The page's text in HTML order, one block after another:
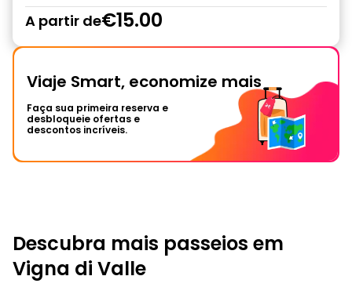
A partir de€15.00
Viaje Smart, economize mais
Faça sua primeira reserva e
desbloqueie ofertas e
descontos incríveis.
Descubra mais passeios em
Vigna di Valle